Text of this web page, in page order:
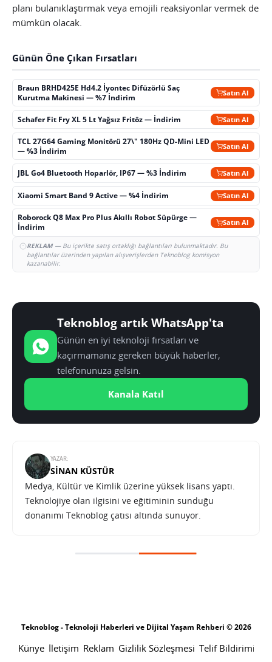
planı bulanıklaştırmak veya emojili reaksiyonlar vermek de
mümkün olacak.
Günün Öne Çıkan Fırsatları
Braun BRHD425E Hd4.2 İyontec Difüzörlü Saç
Kurutma Makinesi — %7 İndirim
Satın Al
Schafer Fit Fry XL 5 Lt Yağsız Fritöz — İndirim Satın Al
TCL 27G64 Gaming Monitörü 27\" 180Hz QD-Mini LED
— %3 İndirim
Satın Al
JBL Go4 Bluetooth Hoparlör, IP67 — %3 İndirim Satın Al
Xiaomi Smart Band 9 Active — %4 İndirim Satın Al
Roborock Q8 Max Pro Plus Akıllı Robot Süpürge —
İndirim
Satın Al
REKLAM— Bu içerikte satış ortaklığı bağlantıları bulunmaktadır. Bu
bağlantılar üzerinden yapılan alışverişlerden Teknoblog komisyon
kazanabilir.
Teknoblog artık WhatsApp'ta
Günün en iyi teknoloji fırsatları ve
kaçırmamanız gereken büyük haberler,
telefonunuza gelsin.
Kanala Katıl
YAZAR:
SINAN KÜSTÜR
Medya, Kültür ve Kimlik üzerine yüksek lisans yaptı.
Teknolojiye olan ilgisini ve eğitiminin sunduğu
donanımı Teknoblog çatısı altında sunuyor.
Teknoblog - Teknoloji Haberleri ve Dijital Yaşam Rehberi © 2026
Künye İletişim Reklam Gizlilik Sözleşmesi Telif Bildirimi